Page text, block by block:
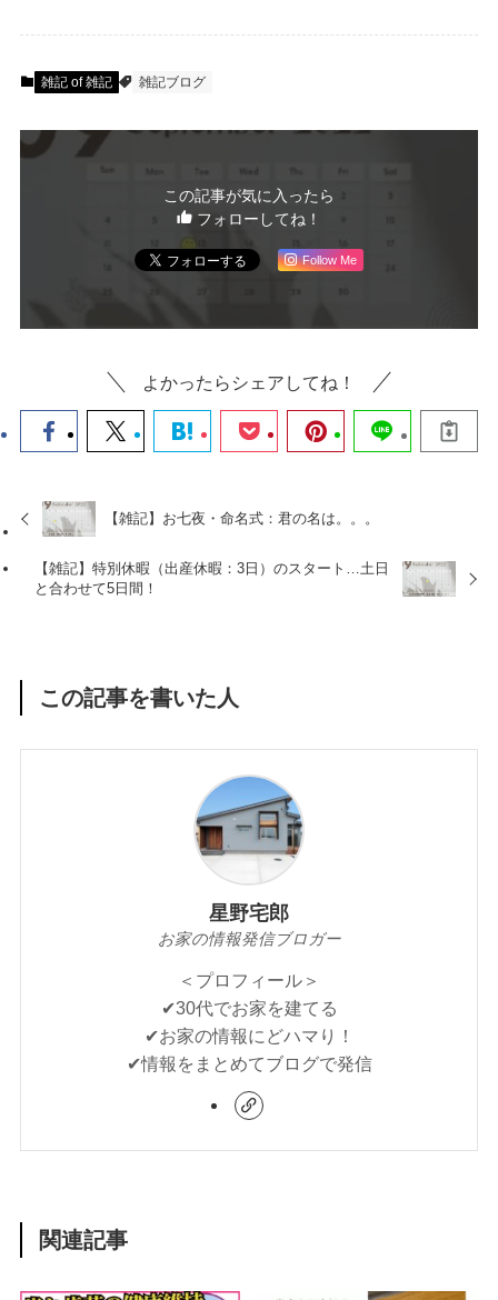
雑記 of 雑記 雑記ブログ
この記事が気に入ったら
フォローしてね！
Follow Me
よかったらシェアしてね！
【雑記】お七夜・命名式：君の名は。。。
【雑記】特別休暇（出産休暇：3日）のスタート…土日
と合わせて5日間！
この記事を書いた人
星野宅郎
お家の情報発信ブロガー
＜プロフィール＞
✔︎30代でお家を建てる
✔︎お家の情報にどハマり！
✔︎情報をまとめてブログで発信
関連記事